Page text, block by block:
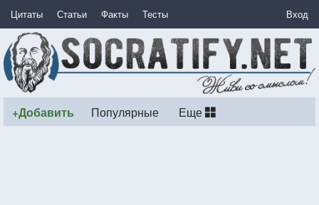
Цитаты Статьи Факты Тесты Вход
+Добавить Популярные Еще